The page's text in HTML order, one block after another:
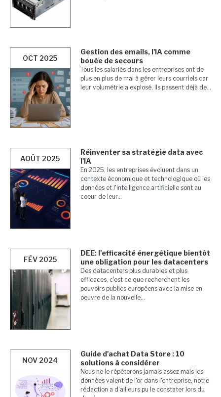
OCT 2025
Gestion des emails, l'IA comme
bouée de secours
Tous les salariés dans les entreprises ont de
plus en plus de mal à gérer leurs courriels car
leur volumétrie a explosé. Ils passent déjà de...
AOÛT 2025
Réinventer sa stratégie data avec
l'IA
En 2025, les entreprises évoluent dans un
contexte économique et technologique où les
données et l'intelligence artificielle sont au
coeur de leur...
FÉV 2025
DEE: l'efficacité énergétique bientôt
une obligation pour les datacenters
Des datacenters plus durables et plus
efficaces, c'est ce que recherchent les
pouvoirs publics européens avec la mise en
oeuvre de la nouvelle...
NOV 2024
Guide d'achat Data Store : 10
solutions à considérer
Nous ne le répéterons jamais assez mais les
données valent de l'or dans l'entreprise, notre
rédaction a d'ailleurs pu le constater lors du